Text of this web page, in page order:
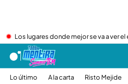
Los lugares donde mejor se va a ver
Lo último A la carta Risto Mejide